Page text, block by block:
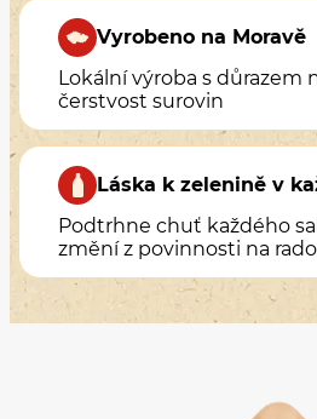
Vyrobeno na Moravě
Lokální výroba s důrazem
čerstvost surovin
Láska k zelenině v
Podtrhne chuť každého
změní z povinnosti na